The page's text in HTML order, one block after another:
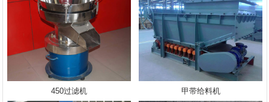
450过滤机 甲带给料机